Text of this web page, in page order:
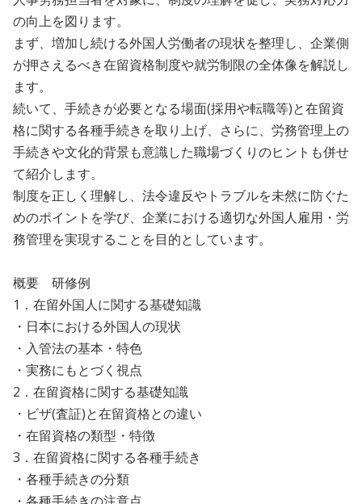
の向上を図ります。
まず、増加し続ける外国人労働者の現状を整理し、企業側
が押さえるべき在留資格制度や就労制限の全体像を解説し
ます。
続いて、手続きが必要となる場面(採用や転職等)と在留資
格に関する各種手続きを取り上げ、さらに、労務管理上の
手続きや文化的背景も意識した職場づくりのヒントも併せ
て紹介します。
制度を正しく理解し、法令違反やトラブルを未然に防ぐた
めのポイントを学び、企業における適切な外国人雇用・労
務管理を実現することを目的としています。
概要 研修例
1．在留外国人に関する基礎知識
・日本における外国人の現状
・入管法の基本・特色
・実務にもとづく視点
2．在留資格に関する基礎知識
・ビザ(査証)と在留資格との違い
・在留資格の類型・特徴
3．在留資格に関する各種手続き
・各種手続きの分類